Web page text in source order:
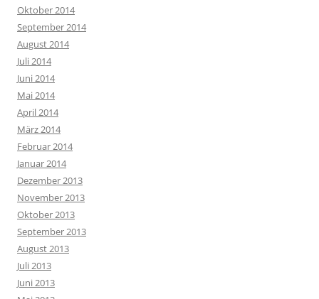
Oktober 2014
September 2014
August 2014
Juli 2014
Juni 2014
Mai 2014
April 2014
März 2014
Februar 2014
Januar 2014
Dezember 2013
November 2013
Oktober 2013
September 2013
August 2013
Juli 2013
Juni 2013